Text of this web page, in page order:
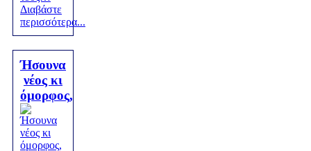
Διαβάστε
περισσότερα...
Ήσουνα
νέος κι
όμορφος,